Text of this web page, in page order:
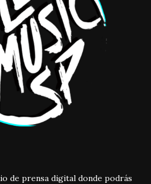
de prensa digital donde podrás